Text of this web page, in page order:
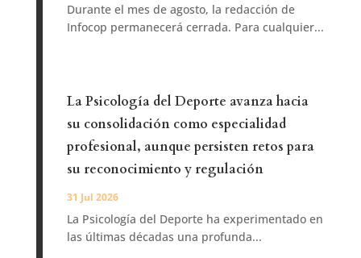
Durante el mes de agosto, la redacción de
Infocop permanecerá cerrada. Para cualquier...
La Psicología del Deporte avanza hacia
su consolidación como especialidad
profesional, aunque persisten retos para
su reconocimiento y regulación
31 Jul 2026
La Psicología del Deporte ha experimentado en
las últimas décadas una profunda...